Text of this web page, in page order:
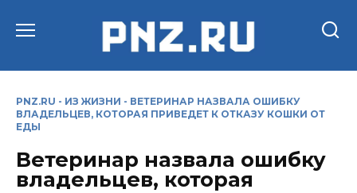
PNZ.RU - ИЗ ЖИЗНИ - ВЕТЕРИНАР НАЗВАЛА ОШИБКУ
ВЛАДЕЛЬЦЕВ, КОТОРАЯ ПРИВЕДЕТ К ОТКАЗУ КОШКИ ОТ
ЕДЫ
Ветеринар назвала ошибку
владельцев, которая